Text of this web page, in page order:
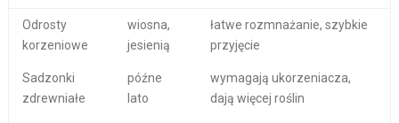
Odrosty
korzeniowe
wiosna,
jesienią
łatwe rozmnażanie, szybkie
przyjęcie
Sadzonki
zdrewniałe
późne
lato
wymagają ukorzeniacza,
dają więcej roślin